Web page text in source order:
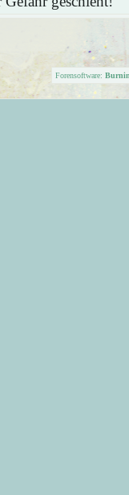
Forensoftware: